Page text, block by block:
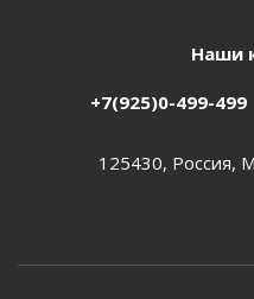
Наши
+7(925)0-499-499
125430, Россия,